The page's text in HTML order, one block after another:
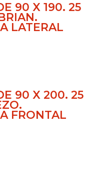
90 X 190. 25
LATERAL
90 X 200. 25
FRONTAL